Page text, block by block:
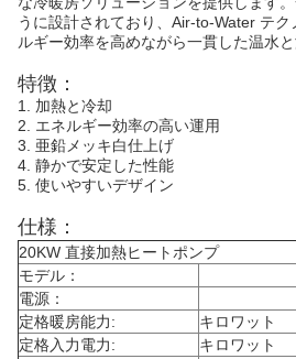
うに設計されており、Air-to-Water テ
ルギー効率を高めながら一貫した温水
特徴：
1. 加熱と冷却
2. エネルギー効率の高い運用
3. 亜鉛メッキ白仕上げ
4. 静かで安定した性能
5. 使いやすいデザイン
仕様：
20KW 直接加熱ヒートポンプ
モデル：
電源：
定格暖房能力:
キロワット
定格入力電力:
キロワット